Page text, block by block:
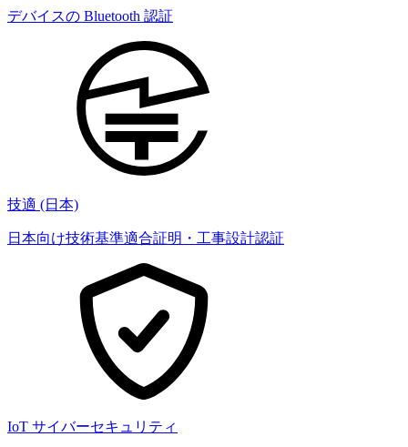
デバイスの Bluetooth 認証
技適 (日本)
日本向け技術基準適合証明・工事設計認証
IoT サイバーセキュリティ